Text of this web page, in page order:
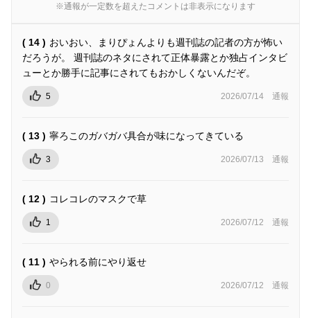
※通報が一定数を超えたコメントは非表示になります
( 14 ) おいおい、まりぴょんよりも週刊誌の記者の方が怖い
だろうが。 週刊誌のネタにされて正体暴露とか独占インタビ
ューとか勝手に記事にされてもおかしくないんだぞ。
5 2026/07/14 通報
( 13 ) 寧ろこのガバガバ具合が味になってきている
3 2026/07/13 通報
( 12 ) コレコレのマスクで草
1 2026/07/12 通報
( 11 ) やられる前にやり返せ
0 2026/07/12 通報